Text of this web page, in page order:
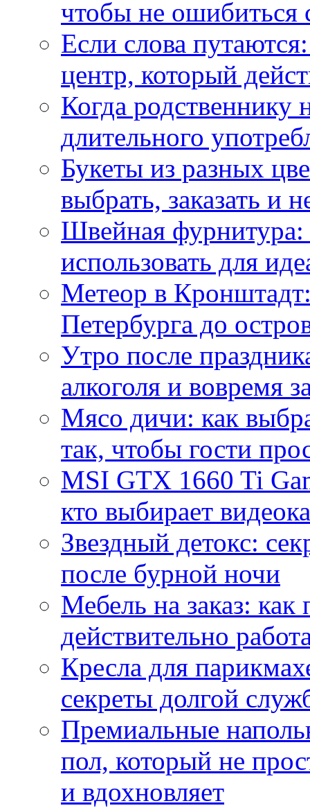
чтобы не ошибиться
Если слова
центр, который
Когда
длительного
Букеты из разных
выбрать, заказать и
Швейная фурнитура:
использовать для
Метеор в
Петербурга до
Утро после
алкоголя и вовремя
Мясо дичи: как
так, чтобы гости
MSI GTX 1660 Ti
кто выбирает
Звездный детокс:
после бурной ночи
Мебель на заказ:
действительно
Кресла для
секреты долгой
Премиальные
пол, который не
и вдохновляет